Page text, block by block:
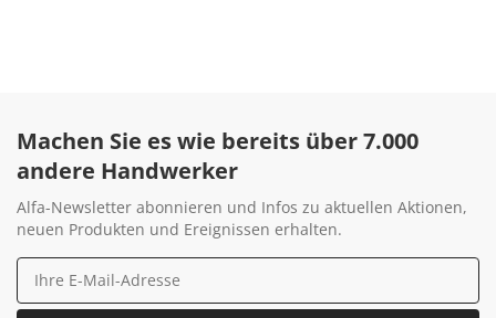
Machen Sie es wie bereits über 7.000
andere Handwerker
Alfa-Newsletter abonnieren und Infos zu aktuellen Aktionen,
neuen Produkten und Ereignissen erhalten.